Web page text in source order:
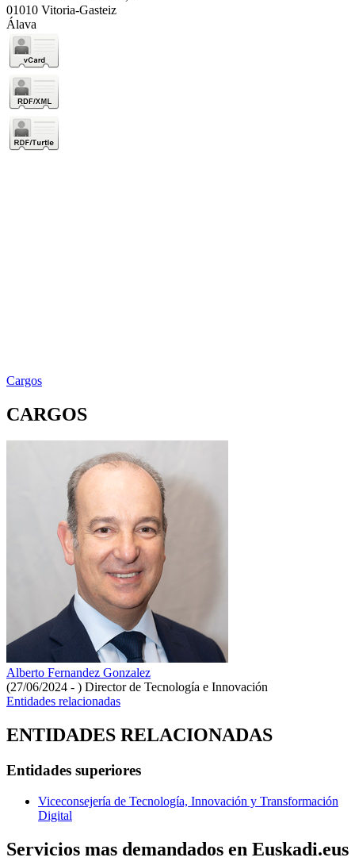
01010 Vitoria-Gasteiz
Álava
Cargos
CARGOS
Alberto Fernandez Gonzalez
(27/06/2024 - ) Director de Tecnología e Innovación
Entidades relacionadas
ENTIDADES RELACIONADAS
Entidades superiores
Viceconsejería de Tecnología, Innovación y Transformación
Digital
Servicios mas demandados en Euskadi.eus